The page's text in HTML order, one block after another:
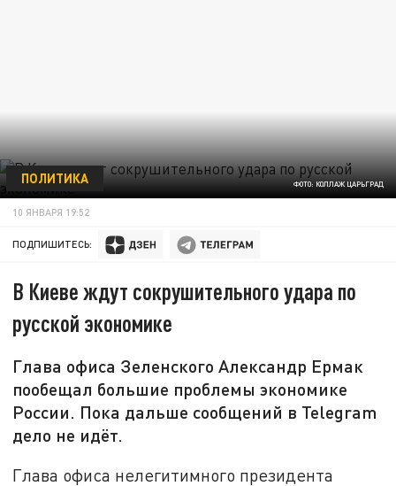
ФОТО: КОЛЛАЖ ЦАРЬГРАД
ПОЛИТИКА
10 ЯНВАРЯ 19:52
ПОДПИШИТЕСЬ:
В Киеве ждут сокрушительного удара по
русской экономике
Глава офиса Зеленского Александр Ермак
пообещал большие проблемы экономике
России. Пока дальше сообщений в Telegram
дело не идёт.
Глава офиса нелегитимного президента